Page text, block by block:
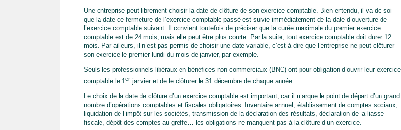
Une entreprise peut librement choisir la date de clôture de son exercice comptable. Bien entendu, il va de soi
que la date de fermeture de l’exercice comptable passé est suivie immédiatement de la date d’ouverture de
l’exercice comptable suivant. Il convient toutefois de préciser que la durée maximale du premier exercice
comptable est de 24 mois, mais elle peut être plus courte. Par la suite, tout exercice comptable doit durer 12
mois. Par ailleurs, il n’est pas permis de choisir une date variable, c’est-à-dire que l’entreprise ne peut clôturer
son exercice le premier lundi du mois de janvier, par exemple.
Seuls les professionnels libéraux en bénéfices non commerciaux (BNC) ont pour obligation d’ouvrir leur exercice
comptable le 1er janvier et de le clôturer le 31 décembre de chaque année.
Le choix de la date de clôture d’un exercice comptable est important, car il marque le point de départ d’un grand
nombre d’opérations comptables et fiscales obligatoires. Inventaire annuel, établissement de comptes sociaux,
liquidation de l’impôt sur les sociétés, transmission de la déclaration des résultats, déclaration de la liasse
fiscale, dépôt des comptes au greffe… les obligations ne manquent pas à la clôture d’un exercice.